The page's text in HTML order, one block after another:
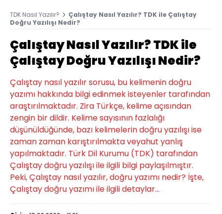
TDK Nasıl Yazılır?
Çalıştay Nasıl Yazılır? TDK ile Çalıştay
Doğru Yazılışı Nedir?
Çalıştay Nasıl Yazılır? TDK ile
Çalıştay Doğru Yazılışı Nedir?
Çalıştay nasıl yazılır sorusu, bu kelimenin doğru
yazımı hakkında bilgi edinmek isteyenler tarafından
araştırılmaktadır. Zira Türkçe, kelime açısından
zengin bir dildir. Kelime sayısının fazlalığı
düşünüldüğünde, bazı kelimelerin doğru yazılışı ise
zaman zaman karıştırılmakta veyahut yanlış
yapılmaktadır. Türk Dil Kurumu (TDK) tarafından
Çalıştay doğru yazılışı ile ilgili bilgi paylaşılmıştır.
Peki, Çalıştay nasıl yazılır, doğru yazımı nedir? İşte,
Çalıştay doğru yazımı ile ilgili detaylar...